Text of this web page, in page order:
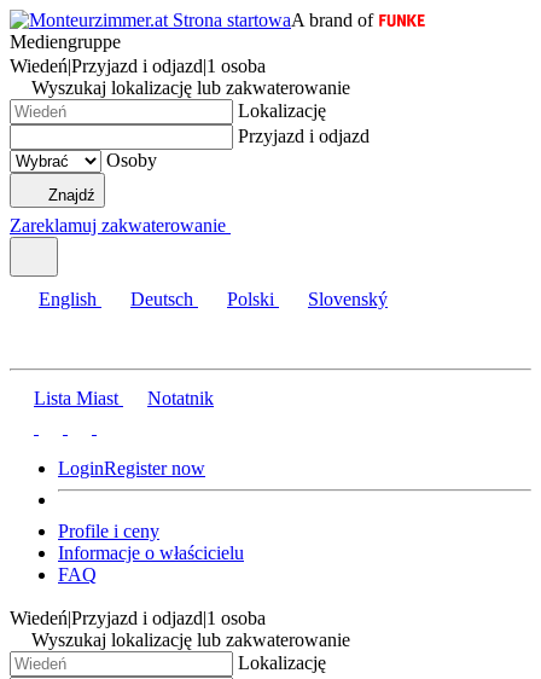
A brand of
Mediengruppe
Wiedeń|Przyjazd i odjazd|1 osoba
Wyszukaj lokalizację lub zakwaterowanie
Lokalizację
Przyjazd i odjazd
Osoby
Znajdź
Zareklamuj zakwaterowanie
English Deutsch Polski Slovenský
Lista Miast Notatnik
LoginRegister now
Profile i ceny
Informacje o właścicielu
FAQ
Wiedeń|Przyjazd i odjazd|1 osoba
Wyszukaj lokalizację lub zakwaterowanie
Lokalizację